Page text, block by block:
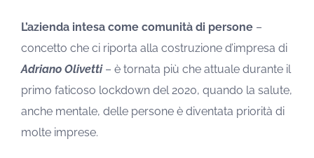
L’azienda intesa come comunità di persone–
concetto che ci riporta alla costruzione d’impresa di
Adriano Olivetti – è tornata più che attuale durante il
primo faticoso lockdown del 2020, quando la salute,
anche mentale, delle persone è diventata priorità di
molte imprese.